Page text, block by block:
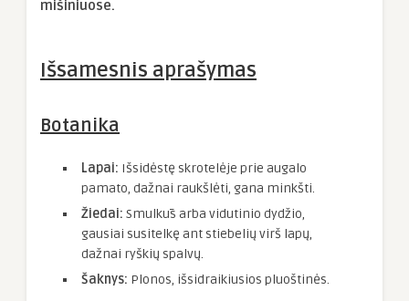
mišiniuose.
Išsamesnis aprašymas
Botanika
Lapai: Išsidėstę skrotelėje prie augalo
pamato, dažnai raukšlėti, gana minkšti.
Žiedai: Smulkūs arba vidutinio dydžio,
gausiai susitelkę ant stiebelių virš lapų,
dažnai ryškių spalvų.
Šaknys: Plonos, išsidraikiusios pluoštinės.